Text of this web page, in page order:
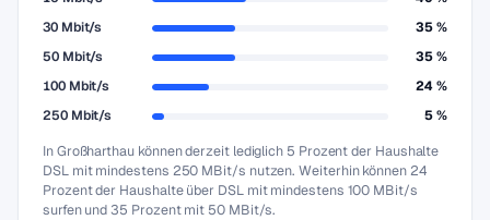
30 Mbit/s
35 %
50 Mbit/s
35 %
100 Mbit/s
24 %
250 Mbit/s
5 %
In Großharthau können derzeit lediglich 5 Prozent der Haushalte
DSL mit mindestens 250 MBit/s nutzen. Weiterhin können 24
Prozent der Haushalte über DSL mit mindestens 100 MBit/s
surfen und 35 Prozent mit 50 MBit/s.